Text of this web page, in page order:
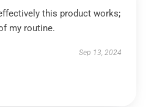
this product works;
my routine.
Sep 13, 2024